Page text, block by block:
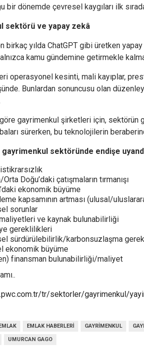
bir dönemde çevresel kaygıları ilk
sektörü ve yapay zekâ
birkaç yılda ChatGPT gibi üretken
kamu gündemine getirmekle
operasyonel kesinti, mali kayıplar,
Bunlardan sonuncusu olan
göre gayrimenkul şirketleri için,
sürerken, bu teknolojilerin
gayrimenkul sektöründe endişe
Doğu’daki çatışmaların tırmanışı
ekonomik büyüme
kapsamının artması (ulusal/
sorunlar
ve kaynak bulunabilirliği
gereklilikleri
sürdürülebilirlik/karbonsuzlaşma
ekonomik büyüme
finansman bulunabilirliği/maliyet
tr/sektorler/gayrimenkul/
EMLAK HABERLERI GAYRIMENKUL
UMURCAN GAGO